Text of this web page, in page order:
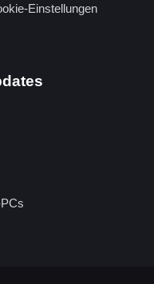
Einstellungen